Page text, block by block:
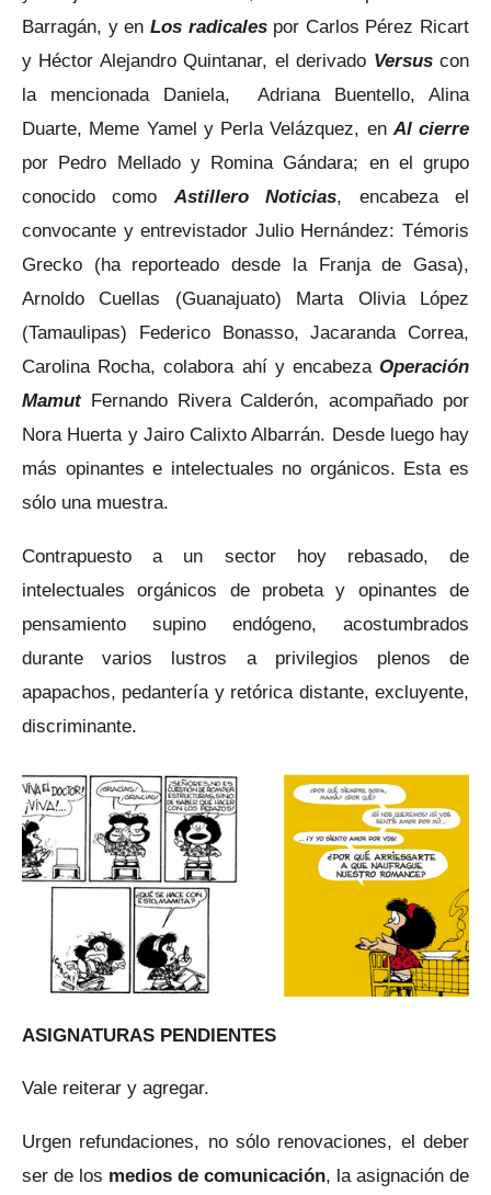
Barragán, y en Los radicalespor Carlos Pérez Ricart
y Héctor Alejandro Quintanar, el derivado Versuscon
la mencionada Daniela, Adriana Buentello, Alina
Duarte, Meme Yamel y Perla Velázquez, enAl cierre
por Pedro Mellado y Romina Gándara; en el grupo
conocido comoAstillero Noticias, encabeza el
convocante y entrevistador Julio Hernández: Témoris
Grecko (ha reporteado desde la Franja de Gasa),
Arnoldo Cuellas (Guanajuato) Marta Olivia López
(Tamaulipas) Federico Bonasso, Jacaranda Correa,
Carolina Rocha, colabora ahí y encabeza Operación
MamutFernando Rivera Calderón, acompañado por
Nora Huerta y Jairo Calixto Albarrán. Desde luego hay
más opinantes e intelectuales no orgánicos. Esta es
sólo una muestra.
Contrapuesto a un sector hoy rebasado, de
intelectuales orgánicos de probeta y opinantes de
pensamiento supino endógeno, acostumbrados
durante varios lustros a privilegios plenos de
apapachos, pedantería y retórica distante, excluyente,
discriminante.
ASIGNATURAS PENDIENTES
Vale reiterar y agregar.
Urgen refundaciones, no sólo renovaciones, el deber
ser de los medios de comunicación, la asignación de